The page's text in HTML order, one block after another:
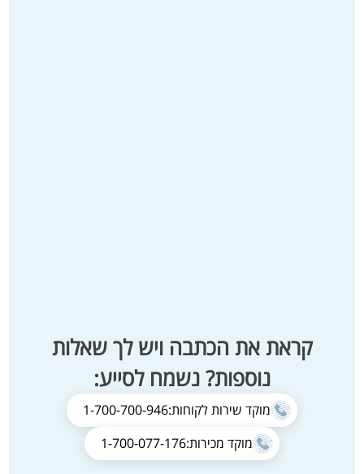
קראת את הכתבה ויש לך שאלות
נוספות? נשמח לסייע:
מוקד שירות לקוחות:1-700-700-946
מוקד מכירות:1-700-077-176